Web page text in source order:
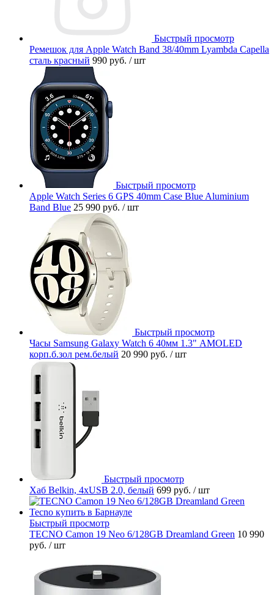
Быстрый просмотр
Ремешок для Apple Watch Band 38/40mm Lyambda Capella
сталь красный 990 руб. / шт
Быстрый просмотр
Apple Watch Series 6 GPS 40mm Case Blue Aluminium
Band Blue 25 990 руб. / шт
Быстрый просмотр
Часы Samsung Galaxy Watch 6 40мм 1.3" AMOLED
корп.б.зол рем.белый 20 990 руб. / шт
Быстрый просмотр
Хаб Belkin, 4хUSB 2.0, белый 699 руб. / шт
Быстрый просмотр
TECNO Camon 19 Neo 6/128GB Dreamland Green 10 990
руб. / шт